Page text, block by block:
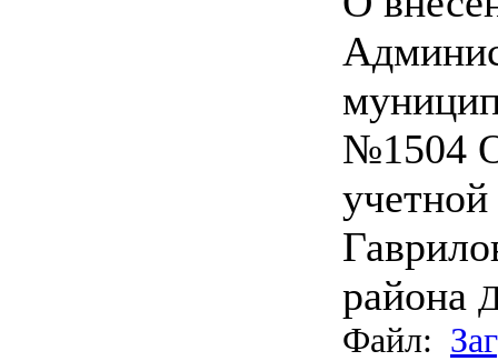
№1504
района
Файл: